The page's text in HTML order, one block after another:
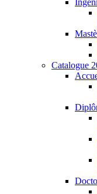
Catalogue